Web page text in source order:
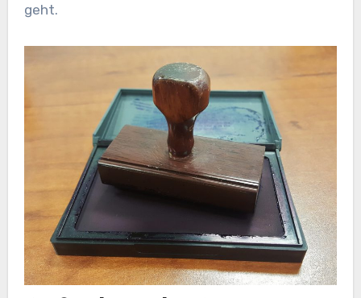
geht.